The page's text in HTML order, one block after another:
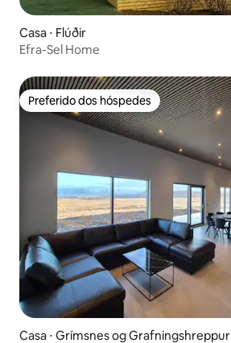
Casa ⋅ Flúðir
Efra-Sel Home
Preferido dos hóspedes
Preferido dos hóspedes
Casa ⋅ Grímsnes og Grafningshreppur